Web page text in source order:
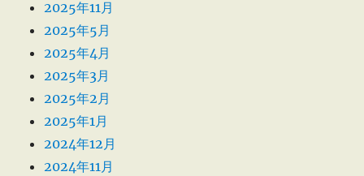
2025年11月
2025年5月
2025年4月
2025年3月
2025年2月
2025年1月
2024年12月
2024年11月